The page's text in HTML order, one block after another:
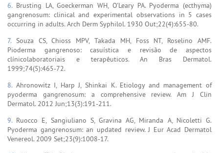
6. Brusting LA, Goeckerman WH, O'Leary PA. Pyoderma (ecthyma)
gangrenosum: clinical and experimental observations in 5 cases
occurring in adults. Arch Derm Syphilol. 1930 Out;22(4):655-80.
7. Souza CS, Chioss MPV, Takada MH, Foss NT, Roselino AMF.
Pioderma gangrenoso: casuística e revisão de aspectos
clínicolaboratoriais e terapêuticos. An Bras Dermatol.
1999;74(5):465-72.
8. Ahronowitz I, Harp J, Shinkai K. Etiology and management of
pyoderma gangrenosum: a comprehensive review. Am J Clin
Dermatol. 2012 Jun;13(3):191-211.
9. Ruocco E, Sangiuliano S, Gravina AG, Miranda A, Nicoletti G.
Pyoderma gangrenosum: an updated review. J Eur Acad Dermatol
Venereol. 2009 Set;23(9):1008-17.